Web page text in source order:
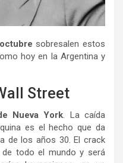
sobresalen estos
hoy en la Argentina y
Street
Nueva York. La caída
es el hecho que da
de los años 30. El crack
todo el mundo y será